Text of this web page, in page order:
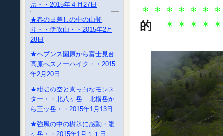
岳・・2015年４月27日
★春の日差しの中の山登
り・・伊吹山・・2015年2月
28日
★ヘブンス園原から富士見台
高原へスノーハイク・・2015
年2月20日
★紺碧の空と真っ白なモンス
ター・・北八ヶ岳 北横岳か
ら三ッ岳・・2015年1月13日
★強風の中の樹氷に感動・龍
ヶ岳・・2015年1月１１日
＊＊＊＊＊
的
＊＊＊＊